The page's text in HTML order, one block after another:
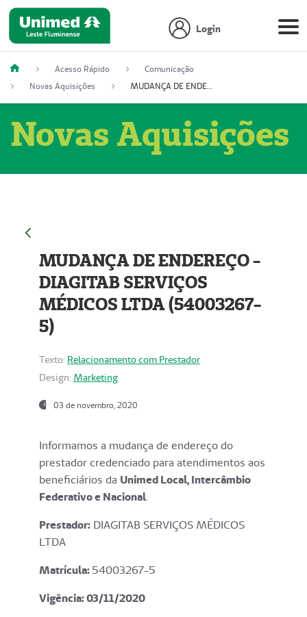
Login
Acesso Rápido
Comunicação
Novas Aquisições
MUDANÇA DE ENDEREÇO - DIAGITAB SERVIÇOS MÉDICOS LTDA (54003267-5)
Novas Aquisições
MUDANÇA DE ENDEREÇO -
DIAGITAB SERVIÇOS
MÉDICOS LTDA (54003267-
5)
Texto: Relacionamento com Prestador
Design: Marketing
03 de novembro, 2020
Informamos a mudança de endereço do
prestador credenciado para atendimentos aos
beneficiários da Unimed Local, Intercâmbio
Federativo e Nacional.
Prestador: DIAGITAB SERVIÇOS MÉDICOS
LTDA
Matrícula:54003267-5
Vigência: 03/11/2020